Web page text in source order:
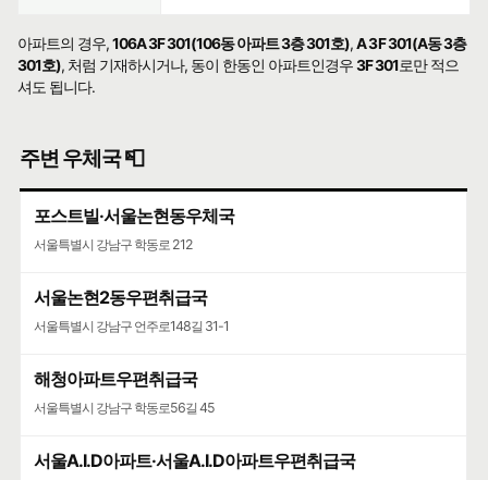
아파트의 경우,106A 3F 301(106동 아파트 3층 301호),A 3F 301(A동 3층
301호), 처럼 기재하시거나, 동이 한동인 아파트인경우3F 301로만 적으
셔도 됩니다.
주변 우체국 📮
포스트빌·서울논현동우체국
서울특별시 강남구 학동로 212
서울논현2동우편취급국
서울특별시 강남구 언주로148길 31-1
해청아파트우편취급국
서울특별시 강남구 학동로56길 45
서울A.I.D아파트·서울A.I.D아파트우편취급국